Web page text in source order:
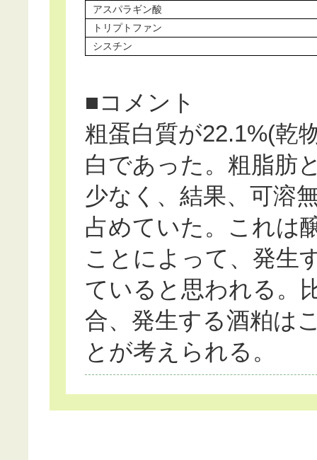
アスパラギン酸
トリプトファン
シスチン
■コメント
粗蛋白質が22.1%(乾
白であった。粗脂肪
少なく、結果、可溶
占めていた。これは
ことによって、発生
ていると思われる。
合、発生する酒粕は
とが考えられる。